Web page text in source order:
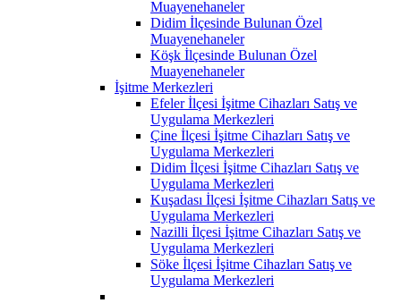
Muayenehaneler
Didim İlçesinde Bulunan Özel
Muayenehaneler
Köşk İlçesinde Bulunan Özel
Muayenehaneler
İşitme Merkezleri
Efeler İlçesi İşitme Cihazları Satış ve
Uygulama Merkezleri
Çine İlçesi İşitme Cihazları Satış ve
Uygulama Merkezleri
Didim İlçesi İşitme Cihazları Satış ve
Uygulama Merkezleri
Kuşadası İlçesi İşitme Cihazları Satış ve
Uygulama Merkezleri
Nazilli İlçesi İşitme Cihazları Satış ve
Uygulama Merkezleri
Söke İlçesi İşitme Cihazları Satış ve
Uygulama Merkezleri